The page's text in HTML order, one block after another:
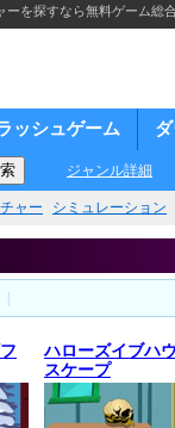
ーを探すなら無料ゲーム総
ッシュゲーム
ジャンル詳細
ャー シミュレーション
ハローズイブハ
スケープ